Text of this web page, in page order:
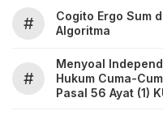
#
Cogito Ergo Sum
Algoritma
#
Menyoal
Hukum Cuma-
Pasal 56 Ayat (1)